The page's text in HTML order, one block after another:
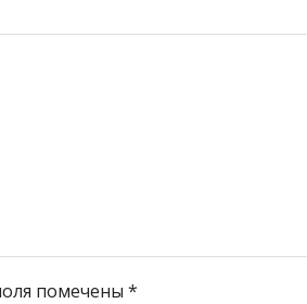
помечены *